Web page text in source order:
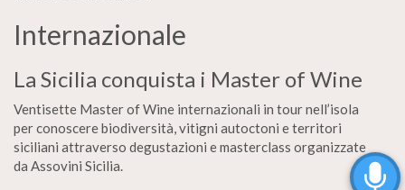
Internazionale
La Sicilia conquista i Master of Wine
Ventisette Master of Wine internazionali in tour nell’isola
per conoscere biodiversità, vitigni autoctoni e territori
siciliani attraverso degustazioni e masterclass organizzate
da Assovini Sicilia.